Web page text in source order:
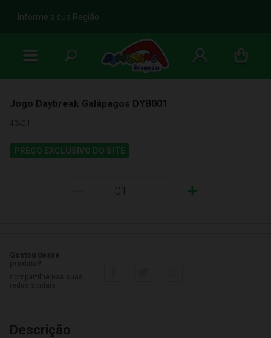
b
Informe a sua Região
Jogo Daybreak Galápagos DYB001
43421
PREÇO EXCLUSIVO DO SITE
+
Descrição